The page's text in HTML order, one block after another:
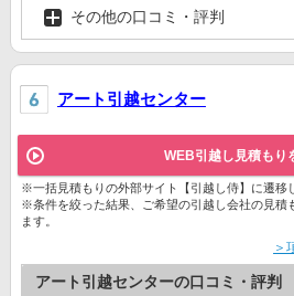
その他の口コミ・評判
アート引越センター
WEB引越し見積もり
※一括見積もりの外部サイト【引越し侍】に遷移
※条件を絞った結果、ご希望の引越し会社の見積
ます。
＞
アート引越センターの口コミ・評判